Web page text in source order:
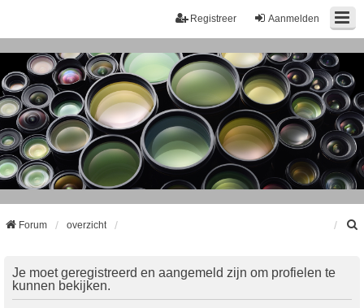
Aanmelden
Registreer
Forum overzicht
Je moet geregistreerd en aangemeld zijn om profielen te
kunnen bekijken.